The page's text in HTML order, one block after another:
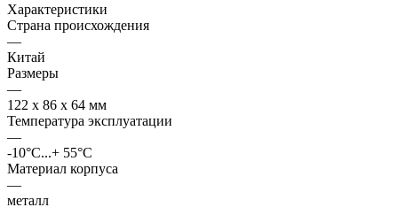
Характеристики
Страна происхождения
—
Китай
Размеры
—
122 х 86 х 64 мм
Температура эксплуатации
—
-10°C...+ 55°C
Материал корпуса
—
металл